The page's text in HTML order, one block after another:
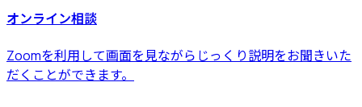
オンライン相談
Zoomを利用して画面を見ながらじっくり説明をお聞きいた
だくことができます。